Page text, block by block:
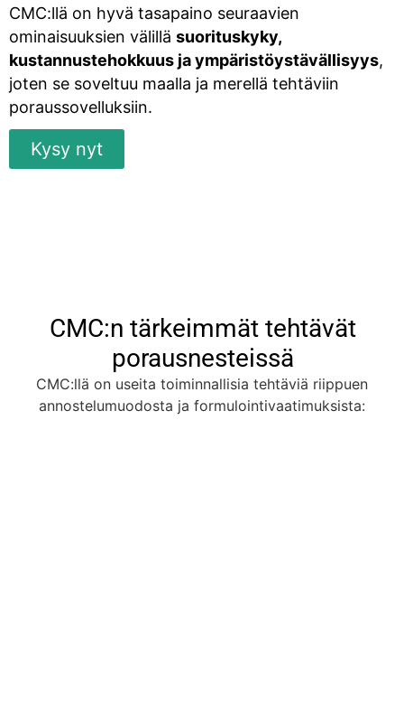
CMC:llä on hyvä tasapaino seuraavien
ominaisuuksien välillä suorituskyky,
kustannustehokkuus ja ympäristöystävällisyys,
joten se soveltuu maalla ja merellä tehtäviin
poraussovelluksiin.
Kysy nyt
CMC:n tärkeimmät tehtävät
porausnesteissä
CMC:llä on useita toiminnallisia tehtäviä riippuen
annostelumuodosta ja formulointivaatimuksista: